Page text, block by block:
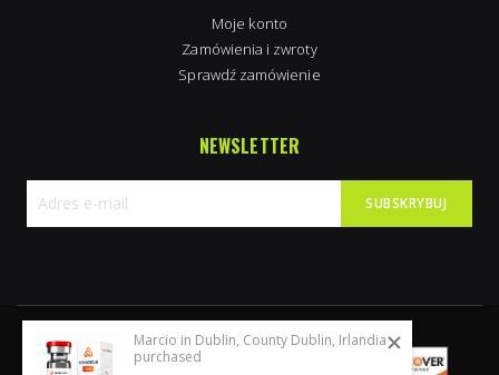
Moje konto
Zamówienia i zwroty
Sprawdź zamówienie
NEWSLETTER
SUBSKRYBUJ
Marcio in Dublin, County Dublin, Irlandia
purchased